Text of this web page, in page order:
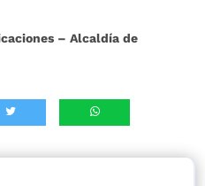
– Alcaldía de